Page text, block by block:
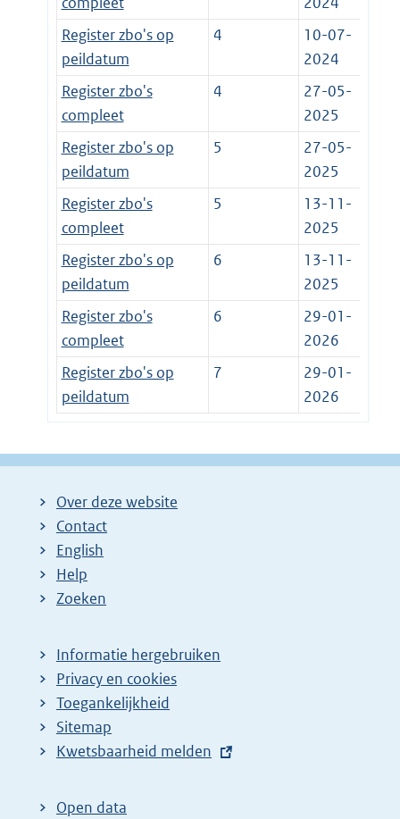
Register zbo's op
peildatum
4
10-07-
2024
Register zbo's
compleet
4
27-05-
2025
Register zbo's op
peildatum
5
27-05-
2025
Register zbo's
compleet
5
13-11-
2025
Register zbo's op
peildatum
6
13-11-
2025
Register zbo's
compleet
6
29-01-
2026
Register zbo's op
peildatum
7
29-01-
2026
Over deze website
Contact
English
Help
Zoeken
Informatie hergebruiken
Privacy en cookies
Toegankelijkheid
Sitemap
E
t
Kwetsbaarheid melden
Open data